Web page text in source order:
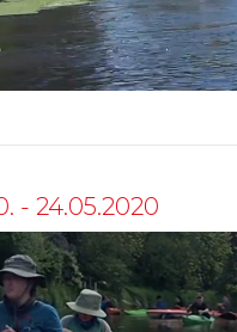
- 24.05.2020